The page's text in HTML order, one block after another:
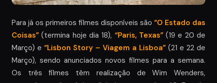
Para já os primeiros filmes disponíveis são “O Estado das
Coisas” (termina hoje dia 18), “Paris, Texas”(19 e 20 de
Março) e “Lisbon Story – Viagem a Lisboa” (21 e 22 de
Março), sendo anunciados novos filmes para a semana.
Os três filmes têm realização de Wim Wenders,